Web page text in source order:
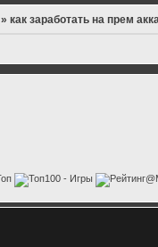
»как заработать на прем